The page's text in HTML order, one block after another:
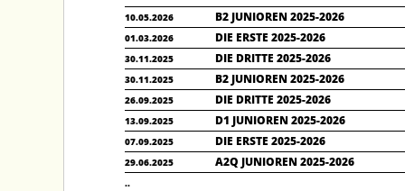
10.05.2026 B2 JUNIOREN 2025-2026
01.03.2026 DIE ERSTE 2025-2026
30.11.2025 DIE DRITTE 2025-2026
30.11.2025 B2 JUNIOREN 2025-2026
26.09.2025 DIE DRITTE 2025-2026
13.09.2025 D1 JUNIOREN 2025-2026
07.09.2025 DIE ERSTE 2025-2026
29.06.2025 A2Q JUNIOREN 2025-2026
..